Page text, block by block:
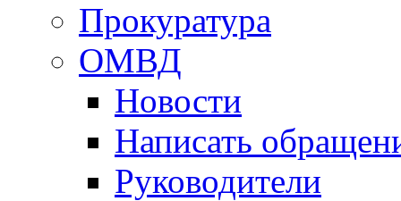
Прокуратура
ОМВД
Новости
Написать
Руководители